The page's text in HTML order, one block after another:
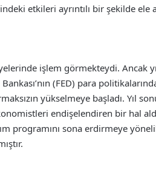
etkileri ayrıntılı bir şekilde ele
işlem görmekteydi. Ancak
(FED) para
yükselmeye başladı. Yıl
endişelendiren bir hal
programını sona erdirmeye